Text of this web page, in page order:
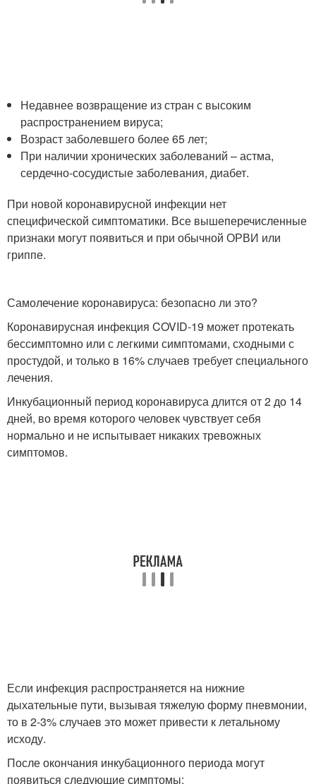
Недавнее возвращение из стран с высоким
распространением вируса;
Возраст заболевшего более 65 лет;
При наличии хронических заболеваний – астма,
сердечно-сосудистые заболевания, диабет.
При новой коронавирусной инфекции нет
специфической симптоматики. Все вышеперечисленные
признаки могут появиться и при обычной ОРВИ или
гриппе.
Самолечение коронавируса: безопасно ли это?
Коронавирусная инфекция COVID-19 может протекать
бессимптомно или с легкими симптомами, сходными с
простудой, и только в 16% случаев требует специального
лечения.
Инкубационный период коронавируса длится от 2 до 14
дней, во время которого человек чувствует себя
нормально и не испытывает никаких тревожных
симптомов.
Если инфекция распространяется на нижние
дыхательные пути, вызывая тяжелую форму пневмонии,
то в 2-3% случаев это может привести к летальному
исходу.
После окончания инкубационного периода могут
появиться следующие симптомы: